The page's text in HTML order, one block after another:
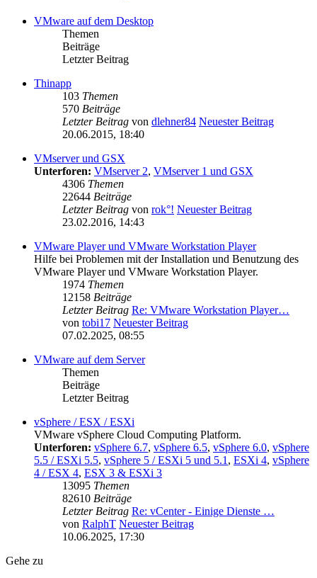
VMware auf dem Desktop
Themen
Beiträge
Letzter Beitrag
Thinapp
103 Themen
570 Beiträge
Letzter Beitrag von dlehner84 Neuester Beitrag
20.06.2015, 18:40
VMserver und GSX
Unterforen: VMserver 2, VMserver 1 und GSX
4306 Themen
22644 Beiträge
Letzter Beitrag von rok°! Neuester Beitrag
23.02.2016, 14:43
VMware Player und VMware Workstation Player
Hilfe bei Problemen mit der Installation und Benutzung des
VMware Player und VMware Workstation Player.
1974 Themen
12158 Beiträge
Letzter Beitrag Re: VMware Workstation Player…
von tobi17 Neuester Beitrag
07.02.2025, 08:55
VMware auf dem Server
Themen
Beiträge
Letzter Beitrag
vSphere / ESX / ESXi
VMware vSphere Cloud Computing Platform.
Unterforen: vSphere 6.7, vSphere 6.5, vSphere 6.0, vSphere
5.5 / ESXi 5.5, vSphere 5 / ESXi 5 und 5.1 , ESXi 4, vSphere
4 / ESX 4, ESX 3 & ESXi 3
13095 Themen
82610 Beiträge
Letzter Beitrag Re: vCenter - Einige Dienste …
von RalphT Neuester Beitrag
10.06.2025, 17:30
Gehe zu